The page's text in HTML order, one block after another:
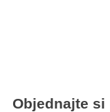
Objednajte si